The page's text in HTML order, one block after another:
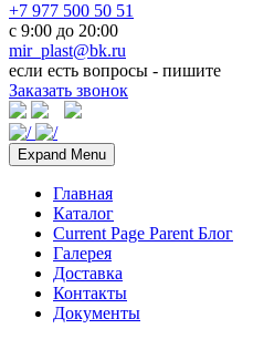
+7 977 500 50 51
с 9:00 до 20:00
mir_plast@bk.ru
если есть вопросы - пишите
Заказать звонок
Expand Menu
Главная
Каталог
Current Page Parent Блог
Галерея
Доставка
Контакты
Документы